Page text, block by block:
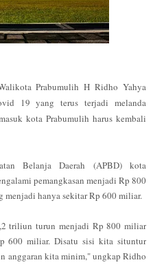
Prabumulih H Ridho Yahya
19 yang terus terjadi melanda
kota Prabumulih harus kembali
Belanja Daerah (APBD) kota
pemangkasan menjadi Rp 800
menjadi hanya sekitar Rp 600 miliar.
triliun turun menjadi Rp 800 miliar
600 miliar. Disatu sisi kita situntur
anggaran kita minim," ungkap Ridho